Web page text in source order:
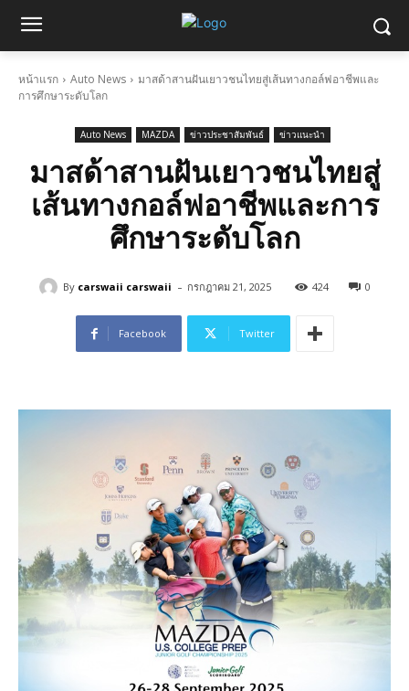
หน้าแรก Auto News
มาสด้าสานฝันเยาวชนไทยสู่เส้นทางกอล์ฟอาชีพและ
การศึกษาระดับโลก
Auto News MAZDA ข่าวประชาสัมพันธ์ ข่าวแนะนำ
มาสด้าสานฝันเยาวชนไทยสู่
เส้นทางกอล์ฟอาชีพและการ
ศึกษาระดับโลก
By carswaii carswaii - กรกฎาคม 21, 2025 424 0
Facebook Twitter